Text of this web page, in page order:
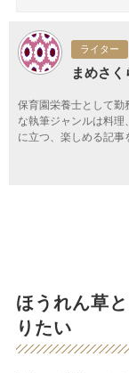
ライター
まめさく
保育園栄養士として勤
な執筆ジャンルは料
に立つ、楽しめる記事
ほうれん草
りたい